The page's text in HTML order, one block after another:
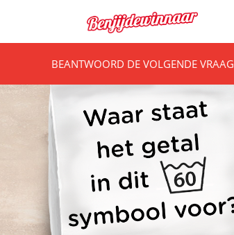
BEANTWOORD DE VOLGENDE VRAAG